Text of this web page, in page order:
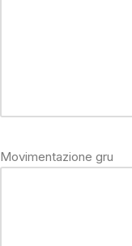
Movimentazione gru